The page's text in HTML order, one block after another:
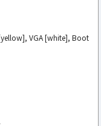
[yellow], VGA [white], Boot